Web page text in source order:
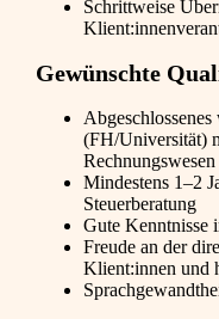
Schrittweise
Gewünschte
(FH/Universität)
Mindestens 1–2
Steuerberatung
Gute Kenntnisse
Freude an der
Klient:innen und